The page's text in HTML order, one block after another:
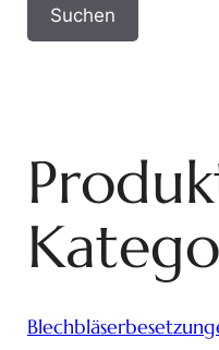
Suchen